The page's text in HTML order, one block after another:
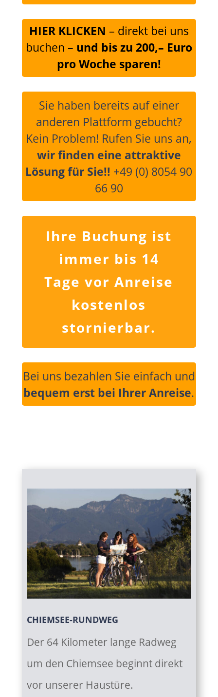
HIER KLICKEN – direkt bei uns
buchen – und bis zu 200,– Euro
pro Woche sparen!
Sie haben bereits auf einer
anderen Plattform gebucht?
Kein Problem! Rufen Sie uns an,
wir finden eine attraktive
Lösung für Sie!! +49 (0) 8054 90
66 90
Ihre Buchung ist
immer bis 14
Tage vor Anreise
kostenlos
stornierbar.
Bei uns bezahlen Sie einfach und
bequem erst bei Ihrer Anreise.
CHIEMSEE-RUNDWEG
Der 64 Kilometer lange Radweg
um den Chiemsee beginnt direkt
vor unserer Haustüre.